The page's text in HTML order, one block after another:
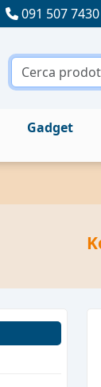
091 507 7430
Gadget